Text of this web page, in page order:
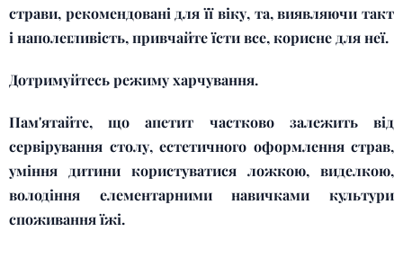
страви, рекомендовані для її віку, та, виявляючи такт
і наполегливість, привчайте їсти все, корисне для неї.
Дотримуйтесь режиму харчування.
Пам'ятайте, що апетит частково залежить від
сервірування столу, естетичного оформлення страв,
уміння дитини користуватися ложкою, виделкою,
володіння елементарними навичками культури
споживання їжі.